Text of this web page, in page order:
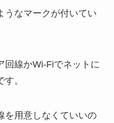
うなマークが付いてい
回線かWi-Fiでネットに
。
を用意しなくていいの